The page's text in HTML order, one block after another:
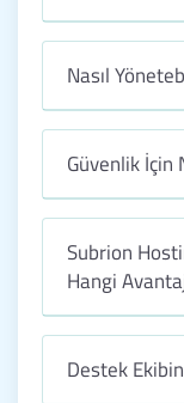
Nasıl
Güvenlik İçin
Subrion
Hangi
Destek